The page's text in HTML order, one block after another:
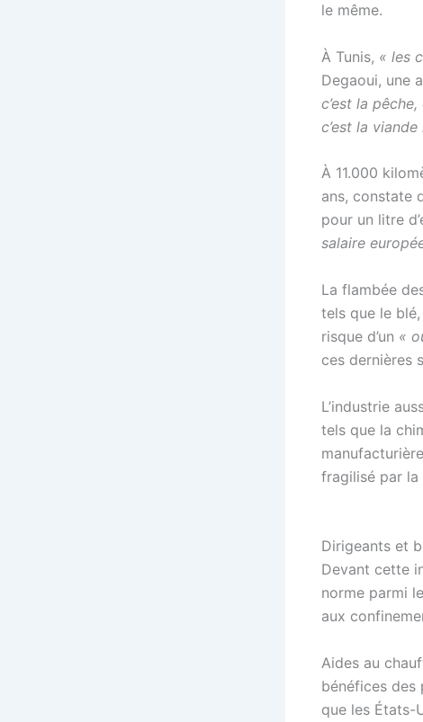
le même.
À Tunis, « les
Degaoui, une
c’est la
c’est la
À 11.000
ans, constate
pour un litre
salaire
La flambée
tels que le
risque d’un «
ces dernières
L’industrie
tels que la
fragilisé par
Dirigeants et
Devant cette
norme parmi
aux
Aides au
bénéfices des
que les États-